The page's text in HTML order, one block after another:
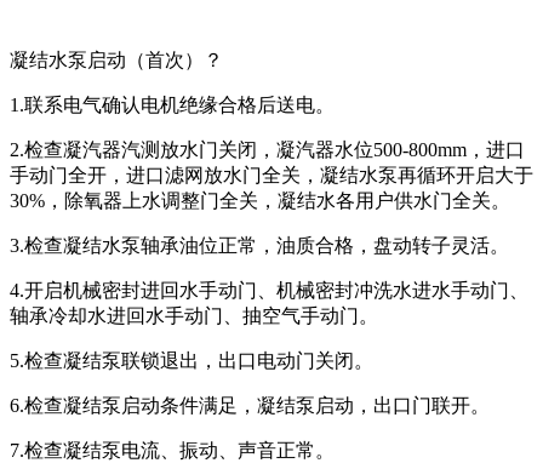
凝结水泵启动（首次）？
1.联系电气确认电机绝缘合格后送电。
2.检查凝汽器汽测放水门关闭，凝汽器水位500-800mm，进口
手动门全开，进口滤网放水门全关，凝结水泵再循环开启大于
30%，除氧器上水调整门全关，凝结水各用户供水门全关。
3.检查凝结水泵轴承油位正常，油质合格，盘动转子灵活。
4.开启机械密封进回水手动门、机械密封冲洗水进水手动门、
轴承冷却水进回水手动门、抽空气手动门。
5.检查凝结泵联锁退出，出口电动门关闭。
6.检查凝结泵启动条件满足，凝结泵启动，出口门联开。
7.检查凝结泵电流、振动、声音正常。